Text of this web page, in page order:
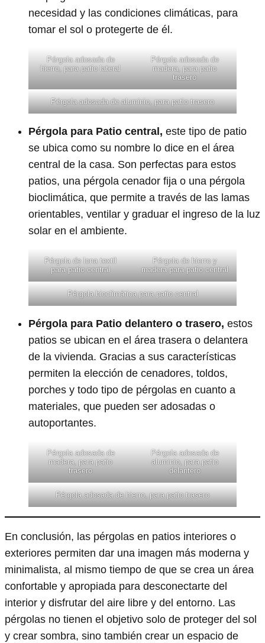
necesidad y las condiciones climáticas, para
tomar el sol o protegerte de él.
Pérgola adosada de
hierro, para patio lateral
Pérgola adosada de
madera, para patio
trasero
Pérgola adosada de aluminio, para patio trasero
Pérgola para Patio central, este tipo de patio
se ubica como su nombre lo dice en el área
central de la casa. Son perfectas para estos
patios, una pérgola cenador fija o una pérgola
bioclimática, que permite a través de las lamas
orientables, ventilar y graduar el ingreso de la luz
solar en el ambiente.
Pérgola de lona textil
para patio central
Pérgola de hierro y
madera para patio central
Pérgola bioclimática para patio central
Pérgola para Patio delantero o trasero, estos
patios se ubican en el área trasera o delantera
de la vivienda. Gracias a sus características
permiten la elección de cenadores, toldos,
porches y todo tipo de pérgolas en cuanto a
materiales, que pueden ser adosadas o
autoportantes.
Pérgola adosada de
madera, para patio
trasero
Pérgola adosada de
aluminio, para patio
delantero
Pérgola adosada de hierro, para patio trasero
En conclusión, las pérgolas en patios interiores o
exteriores permiten dar una imagen más moderna y
minimalista, al mismo tiempo de que se crea un área
confortable y apropiada para desconectarte del
interior y disfrutar del aire libre y del entorno. Las
pérgolas no tienen el objetivo solo de proteger del sol
y crear sombra, sino también crear un espacio de